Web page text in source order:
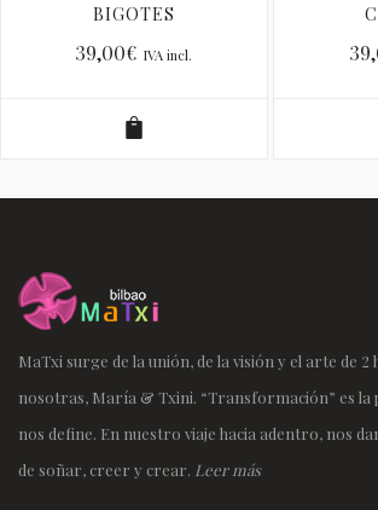
BIGOTES
39,00€ IVA incl.
MaTxi surge de la unión, de la visión y el arte de 2
nosotras, María & Txini. “Transformación” es la
nos define. En nuestro viaje hacia adentro, nos
de soñar, creer y crear. Leer más